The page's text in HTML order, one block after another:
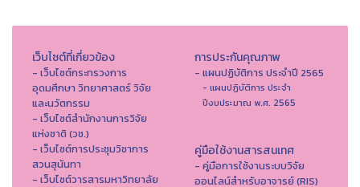
เว็บไซต์ที่เกี่ยวข้อง
- เว็บไซต์กระทรวงการ
อุดมศึกษา วิทยาศาสตร์ วิจัย
และนวัตกรรม
- เว็บไซต์สำนักงานการวิจัย
แห่งชาติ (วช.)
- เว็บไซต์การประชุมวิชาการ
สวนสุนันทา
- เว็บไซต์วารสารมหาวิทยาลัย
การประกันคุณภาพ
- แผนปฏิบัติการ ประจำปี 2565
- แผนปฏิบัติการ ประจำ
ปีงบประมาณ พ.ศ. 2565
คู่มือใช้งานสารสนเทศ
- คู่มือการใช้งานระบบวิจัย
ออนไลน์สำหรับอาจารย์ (RIS)